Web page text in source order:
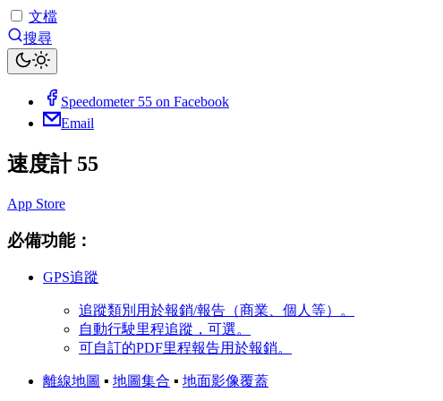
文檔
搜尋
Speedometer 55 on Facebook
Email
速度計 55
App Store
必備功能：
GPS追蹤
追蹤類別用於報銷/報告（商業、個人等）。
自動行駛里程追蹤，可選。
可自訂的PDF里程報告用於報銷。
離線地圖 ▪︎ 地圖集合 ▪︎ 地面影像覆蓋